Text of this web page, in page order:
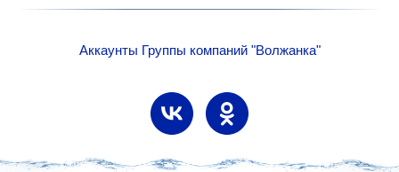
Аккаунты Группы компаний "Волжанка"